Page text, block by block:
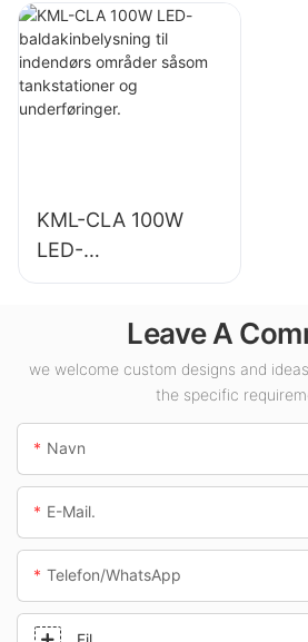
industrianlæg,
lagerbygninger og
andre indendørs
belysningsapplikati
KML-CLA 100W
LED-
baldakinbelysning
områder såsom
tankstationer og
underføringer.
Leave A
we welcome custom designs and
the specific
Navn
E-Mail.
Telefon/whatsApp